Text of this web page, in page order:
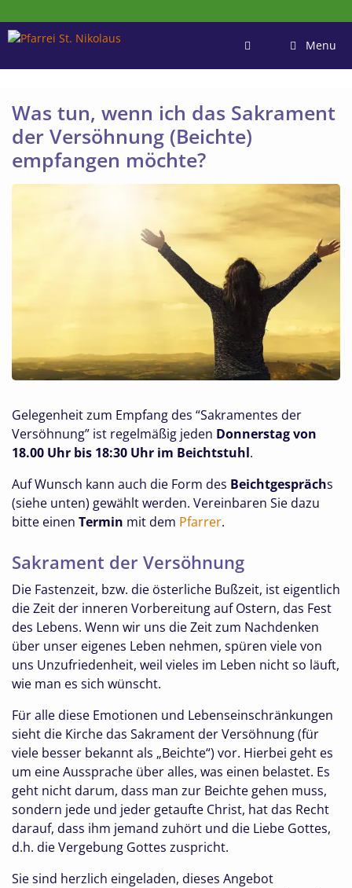
Inhalt
springen
Menu
Was tun, wenn ich das Sakrament
der Versöhnung (Beichte)
empfangen möchte?
Gelegenheit zum Empfang des “Sakramentes der
Versöhnung” ist regelmäßig jeden Donnerstag von
18.00 Uhr bis 18:30 Uhr im Beichtstuhl.
Auf Wunsch kann auch die Form des Beichtgesprächs
(siehe unten) gewählt werden. Vereinbaren Sie dazu
bitte einen Termin mit dem Pfarrer.
Sakrament der Versöhnung
Die Fastenzeit, bzw. die österliche Bußzeit, ist eigentlich
die Zeit der inneren Vorbereitung auf Ostern, das Fest
des Lebens. Wenn wir uns die Zeit zum Nachdenken
über unser eigenes Leben nehmen, spüren viele von
uns Unzufriedenheit, weil vieles im Leben nicht so läuft,
wie man es sich wünscht.
Für alle diese Emotionen und Lebenseinschränkungen
sieht die Kirche das Sakrament der Versöhnung (für
viele besser bekannt als „Beichte“) vor. Hierbei geht es
um eine Aussprache über alles, was einen belastet. Es
geht nicht darum, dass man zur Beichte gehen muss,
sondern jede und jeder getaufte Christ, hat das Recht
darauf, dass ihm jemand zuhört und die Liebe Gottes,
d.h. die Vergebung Gottes zuspricht.
Sie sind herzlich eingeladen, dieses Angebot